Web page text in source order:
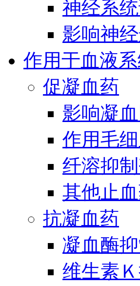
神经系
影响神
作用于血液
促凝血药
影响凝
作用毛
纤溶抑
其他止
抗凝血药
凝血酶
维生素